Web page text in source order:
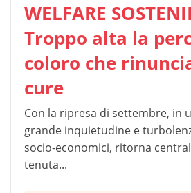
WELFARE
Troppo alta la
coloro che
cure
Con la ripresa di settembre, in
grande inquietudine e
socio-economici, ritorna
tenuta...